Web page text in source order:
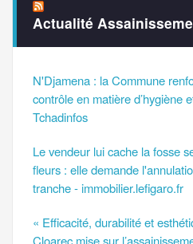
Actualité
N'Djamena : la Commune
contrôle en matière d’hygiène
Tchadinfos
Le vendeur lui cache la fosse
fleurs : elle demande
tranche - immobilier.lefigaro.fr
« Efficacité, durabilité et
Cloarec mise sur